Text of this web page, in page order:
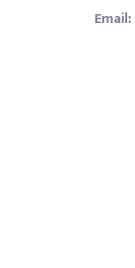
Email: